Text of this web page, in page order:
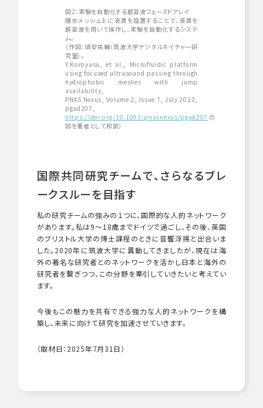
図2：実験を自動化する超音波フェーズドアレイ
撥水メッシュ上に液滴を設置することで、液滴を
超音波を用いて操作し、実験を自動化するシステ
ム。
（作図：頃安祐輔（筑波大学デジタルネイチャー研
究室）。
Y.Koroyasu, et al., Microfluidic platform
using focused ultrasound passing through
hydrophobic meshes with jump
availability,
PNAS Nexus, Volume 2, Issue 7, July 2023,
pgad207,
https://doi.org/10.1093/pnasnexus/pgad207 の
図を著者として和訳）
国際共同研究チームで、さらなるブレ
ークスルーを目指す
私の研究チームの強みの１つに、国際的な人的ネットワーク
があります。私は9～18歳までドイツで過ごし、その後、英国
のブリストル大学の博士課程のときに音響浮揚と出合いま
した。 2020年に筑波大学に異動してきましたが、現在は海
外の著名な研究者とのネットワークを活かし日本と海外の
研究者を繋ぎつつ、この分野を牽引していきたいと考えてい
ます。
今後もこの魅力を共有できる強力な人的ネットワークを構
築し、未来に向けて研究を加速させていきます。
（取材日：2025年7月31日）